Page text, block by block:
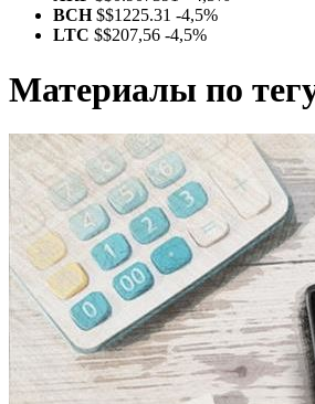
BCH$$1225.31 -4,5%
LTC $$207,56 -4,5%
Материалы по